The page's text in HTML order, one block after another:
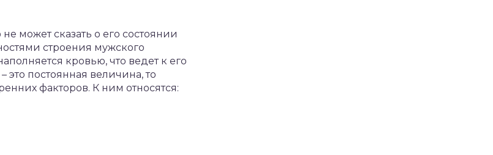
может сказать о его состоянии
строения мужского
кровью, что ведет к его
постоянная величина, то
факторов. К ним относятся: